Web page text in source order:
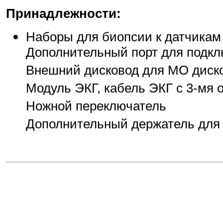
Принадлежности:
Наборы для биопсии к датчикам
Дополнительный порт для
Внешний дисковод для МО
Модуль ЭКГ, кабель ЭКГ с 3-мя
Ножной переключатель
Дополнительный держатель для